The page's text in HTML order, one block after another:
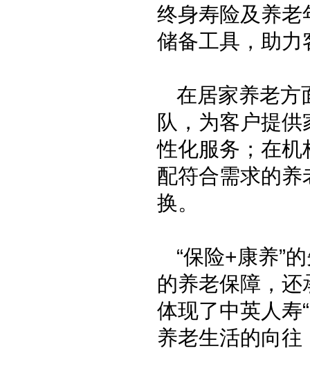
终身寿险及养老
储备工具，助力
在居家养老方
队，为客户提
性化服务；在机
配符合需求的
换。
“保险+康养”
的养老保障，
体现了中英人寿
养老生活的向